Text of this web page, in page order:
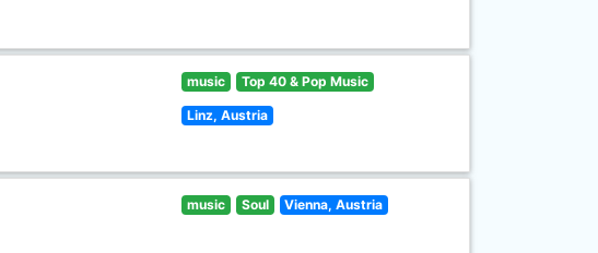
music Top 40 & Pop Music
Linz, Austria
music Soul Vienna, Austria